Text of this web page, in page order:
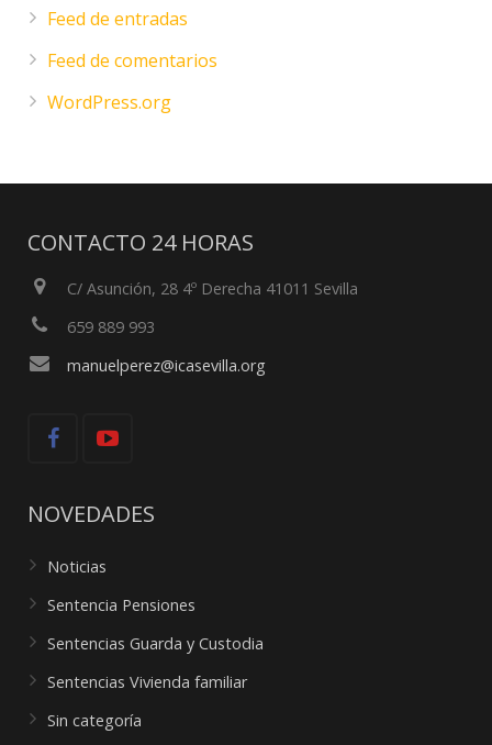
Feed de entradas
Feed de comentarios
WordPress.org
CONTACTO 24 HORAS
C/ Asunción, 28 4º Derecha 41011 Sevilla
659 889 993
manuelperez@icasevilla.org
NOVEDADES
Noticias
Sentencia Pensiones
Sentencias Guarda y Custodia
Sentencias Vivienda familiar
Sin categoría